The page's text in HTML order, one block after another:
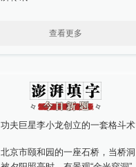
查看更多
功夫巨星李小龙创立的一套格斗术
北京市颐和园的一座石桥，当桥洞